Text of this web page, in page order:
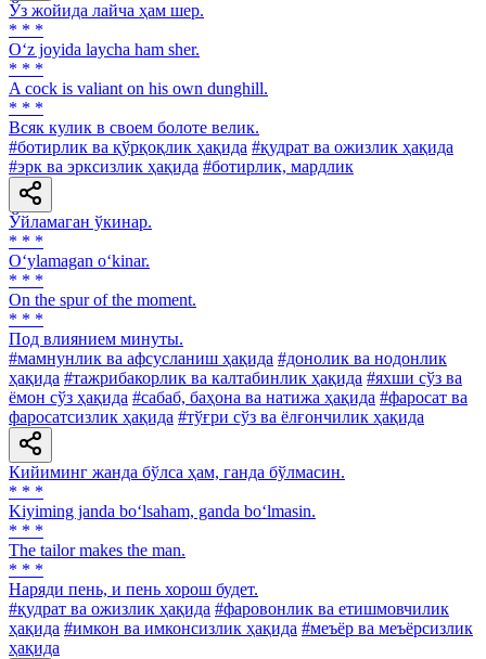
Ўз жойида лайча ҳам шер.
* * *
O‘z joyida laycha ham sher.
* * *
A cock is valiant on his own dunghill.
* * *
Всяк кулик в своем болоте велик.
#ботирлик ва қўрқоқлик ҳақида #қудрат ва ожизлик ҳақида
#эрк ва эрксизлик ҳақида #ботирлик, мардлик
Ўйламаган ўкинар.
* * *
O‘ylamagan o‘kinar.
* * *
On the spur of the moment.
* * *
Под влиянием минуты.
#мамнунлик ва афсусланиш ҳақида #донолик ва нодонлик
ҳақида #тажрибакорлик ва калтабинлик ҳақида #яхши сўз ва
ёмон сўз ҳақида #сабаб, баҳона ва натижа ҳақида #фаросат ва
фаросатсизлик ҳақида #тўғри сўз ва ёлғончилик ҳақида
Кийиминг жанда бўлса ҳам, ганда бўлмасин.
* * *
Kiyiming janda bo‘lsaham, ganda bo‘lmasin.
* * *
The tailor makes the man.
* * *
Наряди пень, и пень хорош будет.
#қудрат ва ожизлик ҳақида #фаровонлик ва етишмовчилик
ҳақида #имкон ва имконсизлик ҳақида #меъёр ва меъёрсизлик
ҳақида